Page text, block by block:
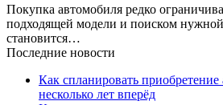
Покупка автомобиля редко
подходящей модели и поиском
становится…
Последние новости
Как спланировать приобретение
несколько лет вперёд